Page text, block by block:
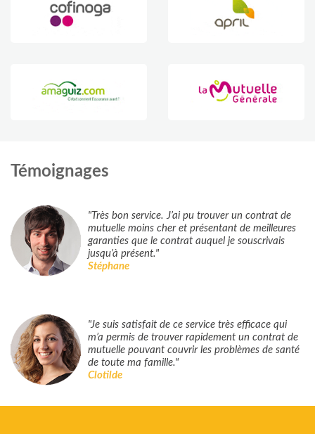
Témoignages
"Très bon service. J’ai pu trouver un contrat de
mutuelle moins cher et présentant de meilleures
garanties que le contrat auquel je souscrivais
jusqu’à présent."
Stéphane
"Je suis satisfait de ce service très efficace qui
m’a permis de trouver rapidement un contrat de
mutuelle pouvant couvrir les problèmes de santé
de toute ma famille."
Clotilde